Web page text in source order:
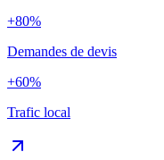
+80%
Demandes de devis
+60%
Trafic local